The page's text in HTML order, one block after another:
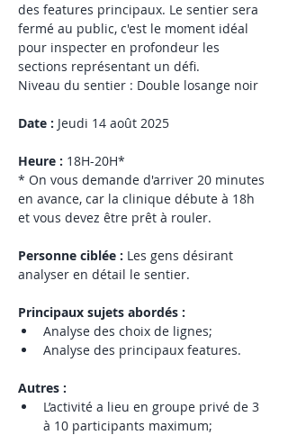
des features principaux. Le sentier sera
fermé au public, c'est le moment idéal
pour inspecter en profondeur les
sections représentant un défi.
Niveau du sentier : Double losange noir
Date : Jeudi 14 août 2025
Heure : 18H-20H*
* On vous demande d'arriver 20 minutes
en avance, car la clinique débute à 18h
et vous devez être prêt à rouler.
Personne ciblée : Les gens désirant
analyser en détail le sentier.
Principaux sujets abordés :
Analyse des choix de lignes;
Analyse des principaux features.
Autres :
L’activité a lieu en groupe privé de 3
à 10 participants maximum;